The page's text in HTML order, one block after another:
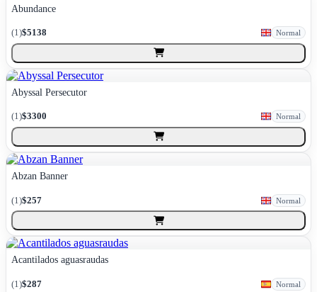
Abundance
(1)$5138 Normal
Abyssal Persecutor
(1)$3300 Normal
Abzan Banner
(1)$257 Normal
Acantilados aguasraudas
(1)$287 Normal